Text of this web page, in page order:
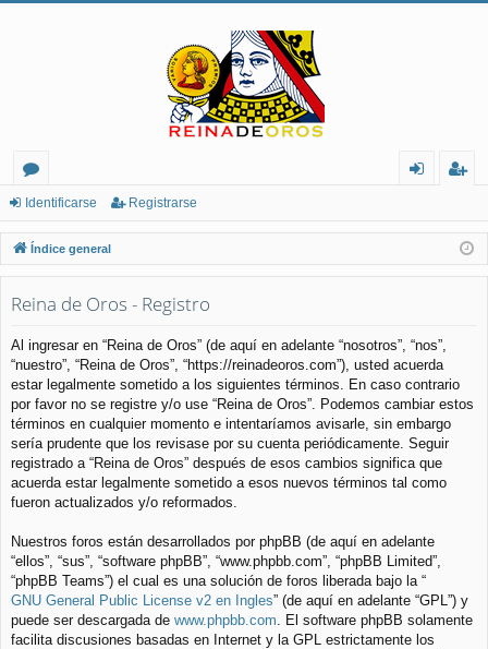
or
os
nt
ifi
rs
e
ist
ra
Identificarse Registrarse
Índice general
Reina de Oros - Registro
Al ingresar en “Reina de Oros” (de aquí en adelante “nosotros”, “nos”,
“nuestro”, “Reina de Oros”, “https://reinadeoros.com”), usted acuerda
estar legalmente sometido a los siguientes términos. En caso contrario
por favor no se registre y/o use “Reina de Oros”. Podemos cambiar estos
términos en cualquier momento e intentaríamos avisarle, sin embargo
sería prudente que los revisase por su cuenta periódicamente. Seguir
registrado a “Reina de Oros” después de esos cambios significa que
acuerda estar legalmente sometido a esos nuevos términos tal como
fueron actualizados y/o reformados.
Nuestros foros están desarrollados por phpBB (de aquí en adelante
“ellos”, “sus”, “software phpBB”, “www.phpbb.com”, “phpBB Limited”,
“phpBB Teams”) el cual es una solución de foros liberada bajo la “
GNU General Public License v2 en Ingles” (de aquí en adelante “GPL”) y
puede ser descargada de www.phpbb.com . El software phpBB solamente
facilita discusiones basadas en Internet y la GPL estrictamente los